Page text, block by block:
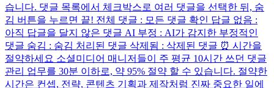
습니다. 댓글 목록에서 체크박스로 여러 댓글을 선택한 뒤, 숨
김 버튼을 누르면 끝! 전체 댓글 : 모든 댓글 확인 답글 없음 :
아직 답글을 달지 않은 댓글 AI 부정 : AI가 감지한 부정적인
댓글 숨김 : 숨김 처리된 댓글 삭제됨 : 삭제된 댓글 ⏰ 시간을
절약하세요 소셜미디어 매니저들이 주 평균 10시간 쓰던 댓글
관리 업무를 30분 이하로, 약 95% 절약 할 수 있습니다. 절약한
시간은 컨셉, 전략, 콘텐츠 기획과 제작처럼 진짜 중요한 일에